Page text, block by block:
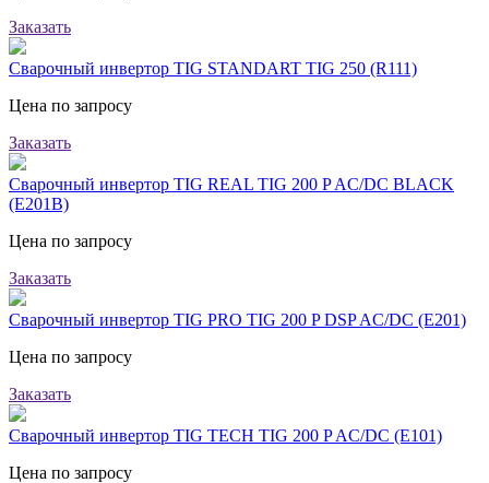
Заказать
Сварочный инвертор TIG STANDART TIG 250 (R111)
Цена по запросу
Заказать
Сварочный инвертор TIG REAL TIG 200 P AC/DC BLACK
(E201B)
Цена по запросу
Заказать
Сварочный инвертор TIG PRO TIG 200 P DSP AC/DC (E201)
Цена по запросу
Заказать
Сварочный инвертор TIG TECH TIG 200 P AC/DC (E101)
Цена по запросу